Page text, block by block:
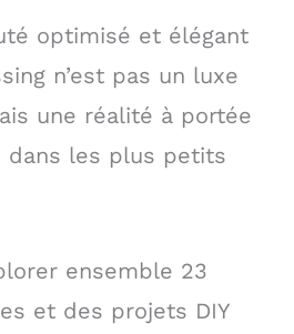
optimisé et élégant
n’est pas un luxe
une réalité à portée
dans les plus petits
ensemble 23
et des projets DIY